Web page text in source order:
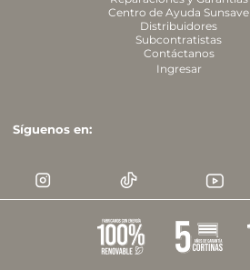
Centro de Ayuda Sunsave
Distribuidores
Subcontratistas
Contáctanos
Ingresar
Síguenos en: